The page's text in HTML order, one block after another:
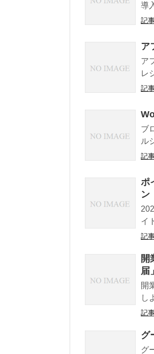
導
記
ア
ア
レ
記
ブ
ル
記
ポ
ン
イ
記
開
届
開
し
記
グ
グ